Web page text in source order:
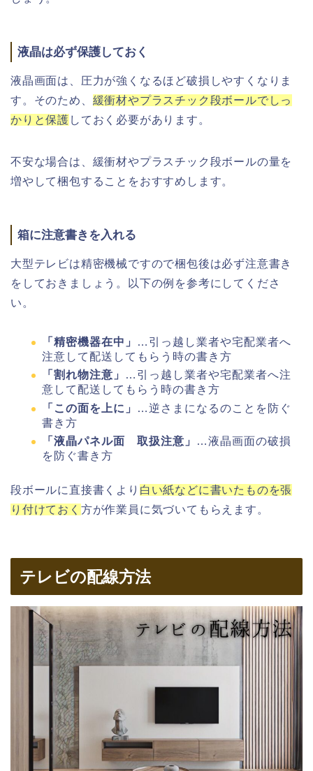
液晶は必ず保護しておく
液晶画面は、圧力が強くなるほど破損しやすくなりま
す。そのため、 緩衝材やプラスチック段ボールでしっ
かりと保護 しておく必要があります。
不安な場合は、緩衝材やプラスチック段ボールの量を
増やして梱包することをおすすめします。
箱に注意書きを入れる
大型テレビは精密機械ですので梱包後は必ず注意書き
をしておきましょう。以下の例を参考にしてくださ
い。
「精密機器在中」
…引っ越し業者や宅配業者へ
注意して配送してもらう時の書き方
「割れ物注意」
…引っ越し業者や宅配業者へ注
意して配送してもらう時の書き方
「この面を上に」
…逆さまになるのことを防ぐ
書き方
「液晶パネル面 取扱注意」
…液晶画面の破損
を防ぐ書き方
段ボールに直接書くより 白い紙などに書いたものを張
り付けておく 方が作業員に気づいてもらえます。
テレビの配線方法